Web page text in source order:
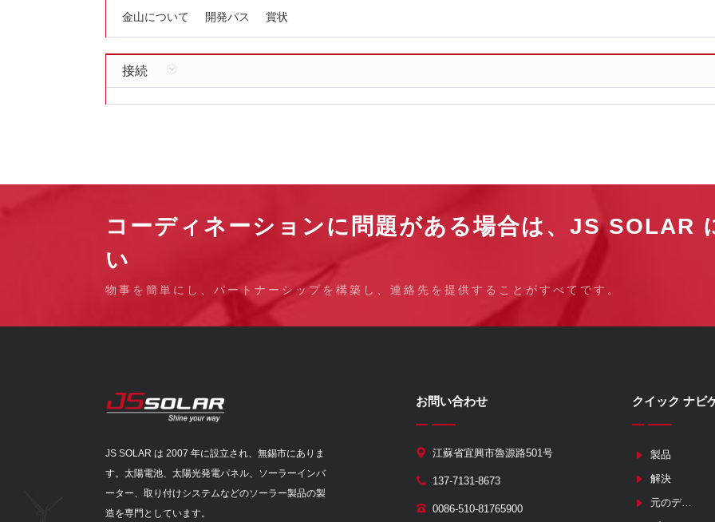
金山について 開発パス 賞状
接続
コーディネーションに問題がある場合は、JS SOLAR
い
物事を簡単にし、パートナーシップを構築し、連絡先を提供することがすべてです。
JS SOLAR は 2007 年に設立され、無錫市にありま
す。太陽電池、太陽光発電パネル、ソーラーインバ
ーター、取り付けシステムなどのソーラー製品の製
造を専門としています。
クイック ナビ
製品
解決
元のデバイスメーカー
お問い合わせ
江蘇省宜興市魯源路501号
137-7131-8673
0086-510-81765900